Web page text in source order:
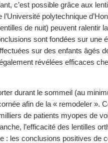
c’est possible grâce aux
polytechnique
de nuit) peuvent ralentir
sont fondées sur une
sur des enfants âgés
révélées efficaces
durant le sommeil (au
afin de la « remodeler ».
de patients myopes de
l’efficacité des lentilles
: les conclusions positives de